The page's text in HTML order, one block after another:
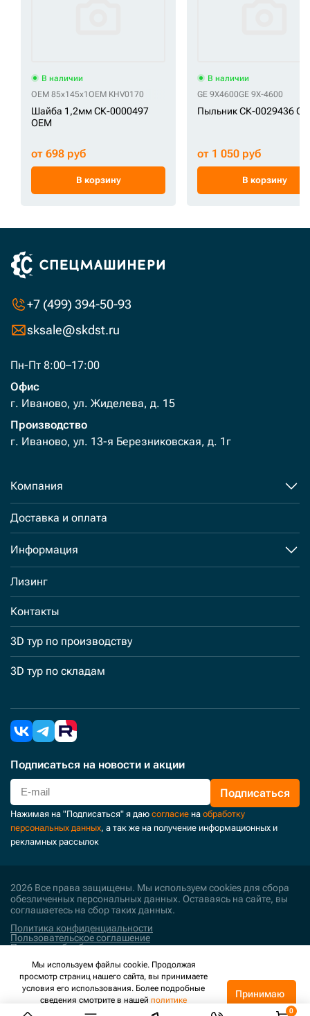
В наличии
OEM 85x145x1 OEM KHV0170
Шайба 1,2мм СК-0000497
OEM
от 698 руб
В корзину
В наличии
GE 9X4600GE 9X-4600
Пыльник СК-0029436 GE
от 1 050 руб
В корзину
+7 (499) 394-50-93
sksale@skdst.ru
Пн-Пт 8:00–17:00
Офис
г. Иваново, ул. Жиделева, д. 15
Производство
г. Иваново, ул. 13-я Березниковская, д. 1г
Компания
Доставка и оплата
Информация
Лизинг
Контакты
3D тур по производству
3D тур по складам
Подписаться на новости и акции
Подписаться
Нажимая на "Подписаться" я даю согласие на обработку
персональных данных, а так же на получение информационных и
рекламных рассылок
2026 Все права защищены. Мы используем cookies для сбора
обезличенных персональных данных. Оставаясь на сайте, вы
соглашаетесь на сбор таких данных.
Политика конфиденциальности
Пользовательское соглашение
Политика обработки персональных данных
Поддержка и развитие
Мы используем файлы cookie. Продолжая
просмотр страниц нашего сайта, вы принимаете
условия его использования. Более подробные
сведения смотрите в нашей политике
конфиденциальности.
Принимаю